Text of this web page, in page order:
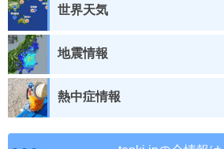
世界天気
地震情報
熱中症情報